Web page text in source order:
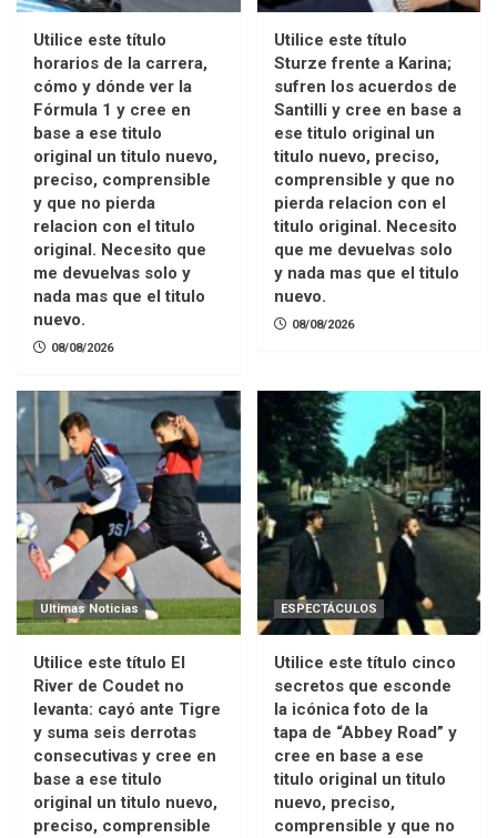
Utilice este título
horarios de la carrera,
cómo y dónde ver la
Fórmula 1 y cree en
base a ese titulo
original un titulo nuevo,
preciso, comprensible
y que no pierda
relacion con el titulo
original. Necesito que
me devuelvas solo y
nada mas que el titulo
nuevo.
08/08/2026
Utilice este título
Sturze frente a Karina;
sufren los acuerdos de
Santilli y cree en base a
ese titulo original un
titulo nuevo, preciso,
comprensible y que no
pierda relacion con el
titulo original. Necesito
que me devuelvas solo
y nada mas que el titulo
nuevo.
08/08/2026
Ultimas Noticias
Utilice este título El
River de Coudet no
levanta: cayó ante Tigre
y suma seis derrotas
consecutivas y cree en
base a ese titulo
original un titulo nuevo,
preciso, comprensible
ESPECTÁCULOS
Utilice este título cinco
secretos que esconde
la icónica foto de la
tapa de “Abbey Road” y
cree en base a ese
titulo original un titulo
nuevo, preciso,
comprensible y que no